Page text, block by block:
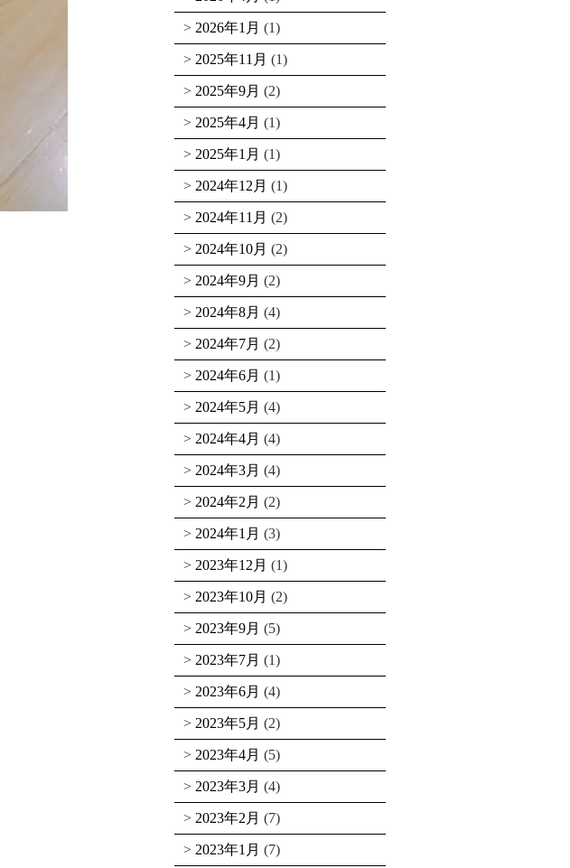
2026年1月 (1)
2025年11月 (1)
2025年9月 (2)
2025年4月 (1)
2025年1月 (1)
2024年12月 (1)
2024年11月 (2)
2024年10月 (2)
2024年9月 (2)
2024年8月 (4)
2024年7月 (2)
2024年6月 (1)
2024年5月 (4)
2024年4月 (4)
2024年3月 (4)
2024年2月 (2)
2024年1月 (3)
2023年12月 (1)
2023年10月 (2)
2023年9月 (5)
2023年7月 (1)
2023年6月 (4)
2023年5月 (2)
2023年4月 (5)
2023年3月 (4)
2023年2月 (7)
2023年1月 (7)